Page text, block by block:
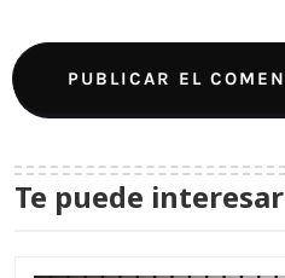
Te puede interesar